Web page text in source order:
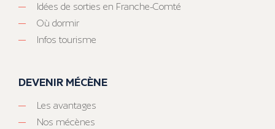
Idées de sorties en Franche-Comté
Où dormir
Infos tourisme
DEVENIR MÉCÈNE
Les avantages
Nos mécènes